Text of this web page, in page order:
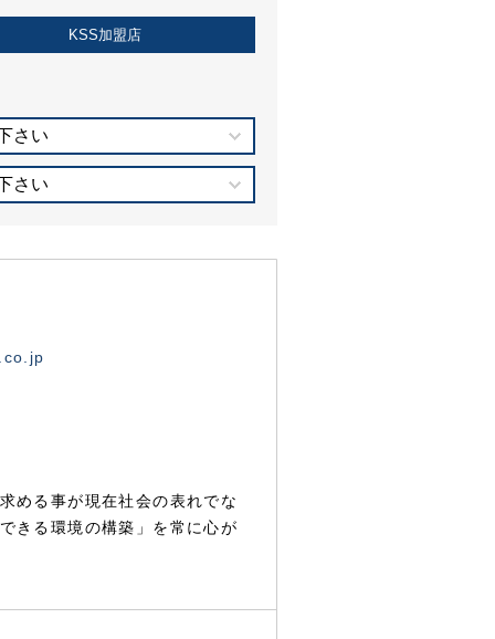
KSS加盟店
さい
さい
める事が現在社会の表れでな
きる環境の構築」を常に心が